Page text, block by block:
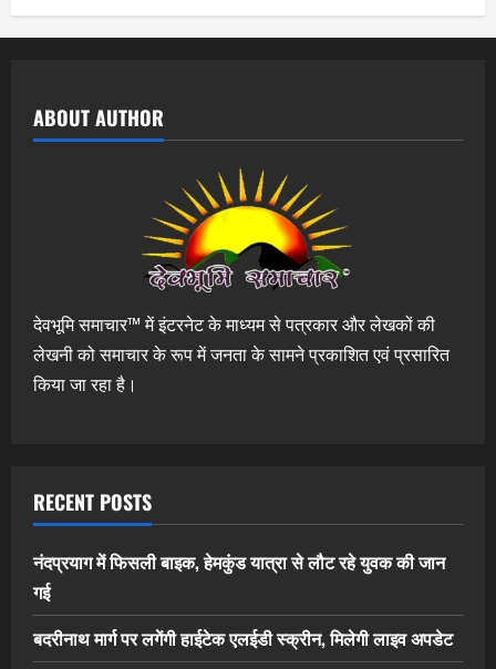
ABOUT AUTHOR
देवभूमि समाचार™ में इंटरनेट के माध्यम से पत्रकार और लेखकों की
लेखनी को समाचार के रूप में जनता के सामने प्रकाशित एवं प्रसारित
किया जा रहा है।
RECENT POSTS
नंदप्रयाग में फिसली बाइक, हेमकुंड यात्रा से लौट रहे युवक की जान
गई
बदरीनाथ मार्ग पर लगेंगी हाईटेक एलईडी स्क्रीन, मिलेगी लाइव अपडेट